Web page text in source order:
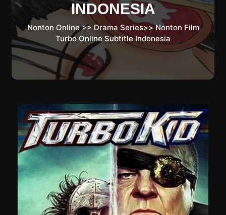
INDONESIA
Nonton Online>> Drama Series>>Nonton Film
Turbo Online Subtitle Indonesia